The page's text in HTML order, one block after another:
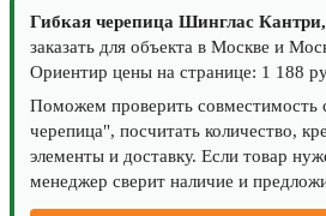
Гибкая черепица Шинглас
заказать для объекта в Москве и
Ориентир цены на странице: 1 188
Поможем проверить совместимость
черепица", посчитать количество,
элементы и доставку. Если товар
менеджер сверит наличие и